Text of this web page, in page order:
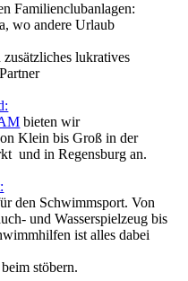
Familienclubanlagen:
wo andere Urlaub
lukratives
bieten wir
Klein bis Groß in der
und in Regensburg an.
den Schwimmsport. Von
und Wasserspielzeug bis
ist alles dabei
stöbern.